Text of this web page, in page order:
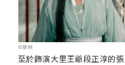
©華映
至於飾演大里王爺段正淳的